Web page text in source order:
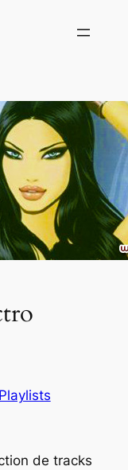
Playlists
de tracks